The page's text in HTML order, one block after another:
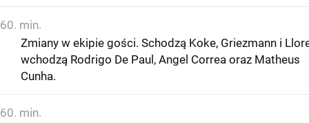
60. min.
Zmiany w ekipie gości. Schodzą Koke, Griezmann i
wchodzą Rodrigo De Paul, Angel Correa oraz Matheus
Cunha.
60. min.